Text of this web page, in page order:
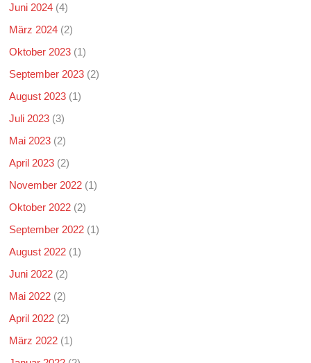
Juni 2024 (4)
März 2024 (2)
Oktober 2023 (1)
September 2023 (2)
August 2023 (1)
Juli 2023 (3)
Mai 2023 (2)
April 2023 (2)
November 2022 (1)
Oktober 2022 (2)
September 2022 (1)
August 2022 (1)
Juni 2022 (2)
Mai 2022 (2)
April 2022 (2)
März 2022 (1)